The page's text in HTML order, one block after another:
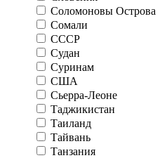
Соломоновы Острова
Сомали
СССР
Судан
Суринам
США
Сьерра-Леоне
Таджикистан
Таиланд
Тайвань
Танзания